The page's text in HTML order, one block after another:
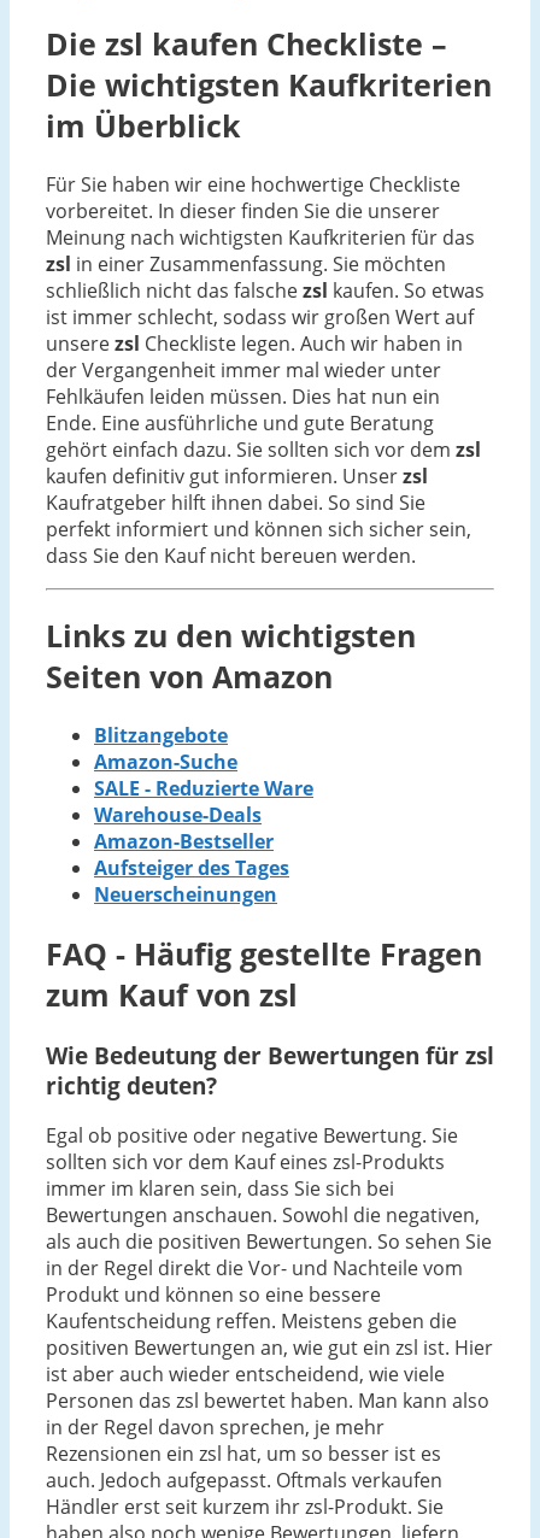
Die zsl kaufen Checkliste –
Die wichtigsten Kaufkriterien
im Überblick
Für Sie haben wir eine hochwertige Checkliste
vorbereitet. In dieser finden Sie die unserer
Meinung nach wichtigsten Kaufkriterien für das
zsl in einer Zusammenfassung. Sie möchten
schließlich nicht das falschezsl kaufen. So etwas
ist immer schlecht, sodass wir großen Wert auf
unserezsl Checkliste legen. Auch wir haben in
der Vergangenheit immer mal wieder unter
Fehlkäufen leiden müssen. Dies hat nun ein
Ende. Eine ausführliche und gute Beratung
gehört einfach dazu. Sie sollten sich vor dem zsl
kaufen definitiv gut informieren. Unserzsl
Kaufratgeber hilft ihnen dabei. So sind Sie
perfekt informiert und können sich sicher sein,
dass Sie den Kauf nicht bereuen werden.
Links zu den wichtigsten
Seiten von Amazon
Blitzangebote
Amazon-Suche
SALE - Reduzierte Ware
Warehouse-Deals
Amazon-Bestseller
Aufsteiger des Tages
Neuerscheinungen
FAQ - Häufig gestellte Fragen
zum Kauf von zsl
Wie Bedeutung der Bewertungen für zsl
richtig deuten?
Egal ob positive oder negative Bewertung. Sie
sollten sich vor dem Kauf eines zsl-Produkts
immer im klaren sein, dass Sie sich bei
Bewertungen anschauen. Sowohl die negativen,
als auch die positiven Bewertungen. So sehen Sie
in der Regel direkt die Vor- und Nachteile vom
Produkt und können so eine bessere
Kaufentscheidung reffen. Meistens geben die
positiven Bewertungen an, wie gut ein zsl ist. Hier
ist aber auch wieder entscheidend, wie viele
Personen das zsl bewertet haben. Man kann also
in der Regel davon sprechen, je mehr
Rezensionen ein zsl hat, um so besser ist es
auch. Jedoch aufgepasst. Oftmals verkaufen
Händler erst seit kurzem ihr zsl-Produkt. Sie